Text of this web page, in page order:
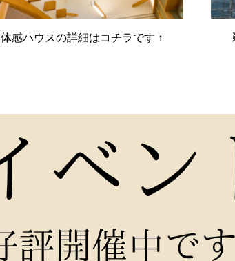
体感ハウスの詳細はコチラです ↑